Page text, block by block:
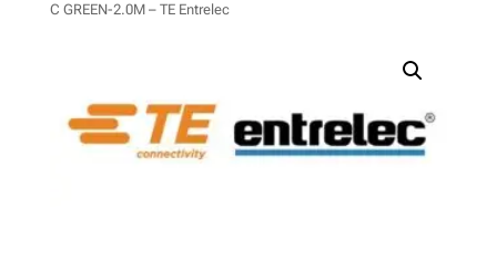
C GREEN-2.0M – TE Entrelec